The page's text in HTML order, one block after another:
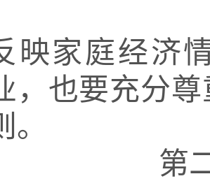
映家庭经济
，也要充分尊
。
第